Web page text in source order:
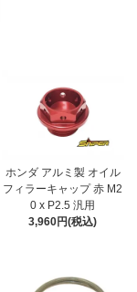
ホンダ アルミ製 オイル
フィラーキャップ 赤 M2
0 x P2.5 汎用
3,960円(税込)